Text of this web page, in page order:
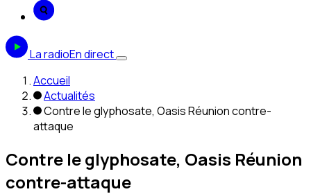
La radioEn direct
Accueil
Actualités
Contre le glyphosate, Oasis Réunion contre-
attaque
Contre le glyphosate, Oasis Réunion
contre-attaque